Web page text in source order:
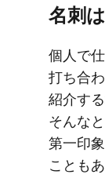
名刺
個人で​
打ち合
紹介す
そんな​
第一印
ことも